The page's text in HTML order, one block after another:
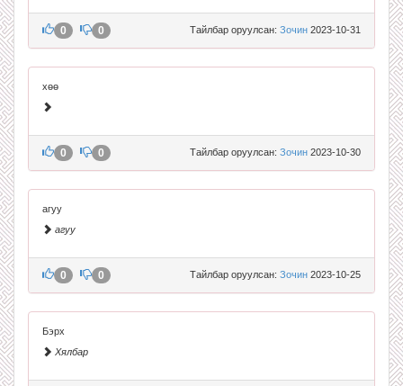
Тайлбар оруулсан: Зочин 2023-10-31
0 0
хөө
Тайлбар оруулсан: Зочин 2023-10-30
0 0
агуу
агуу
Тайлбар оруулсан: Зочин 2023-10-25
0 0
Бэрх
Хялбар